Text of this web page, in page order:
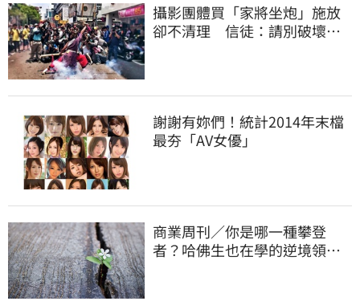
攝影團體買「家將坐炮」施放
卻不清理 信徒：請別破壞風
謝謝有妳們！統計2014年末檔
最夯「AV女優」
商業周刊／你是哪一種攀登
者？哈佛生也在學的逆境領導